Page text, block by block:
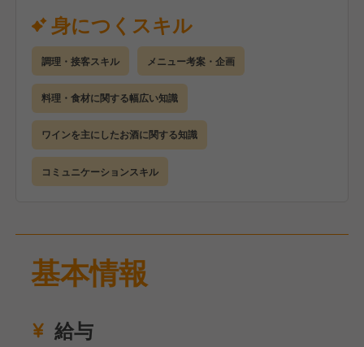
毎月全店舗でおこなうメニュー開発では、年次や経験
に関係なく自分のアイデアを形にできる機会がありま
す。
さらに今後は年間2〜4店舗ペースでの新規出店を予定
しており、新店や新業態の立ち上げに携わるチャンス
も豊富にあります。
験値と希望給で給与を決定します。
また、昇給・賞与に加えソムリエや日本酒ディプロマ
かりと給与に反映されます。
ブランクがある方も大丈夫ですので、ぜひお気軽にご
応募ください！
【仕事内容】
まずは店舗や会社の雰囲気を知るところからスター
ト。
現場で実際に働きながら、業務内容への理解を深めて
いきます。
業務に関しては調理のほか、接客もお願いしていきま
メニューの考案など、キッチン業務全般に携わってい
ただきます。
丸で仕入れた魚を捌くところから、様々な種類の魚に
身につくスキル
調理・接客スキル メニュー考案・企画
料理・食材に関する幅広い知識
ワインを主にしたお酒に関する知識
コミュニケーションスキル
基本情報
給与